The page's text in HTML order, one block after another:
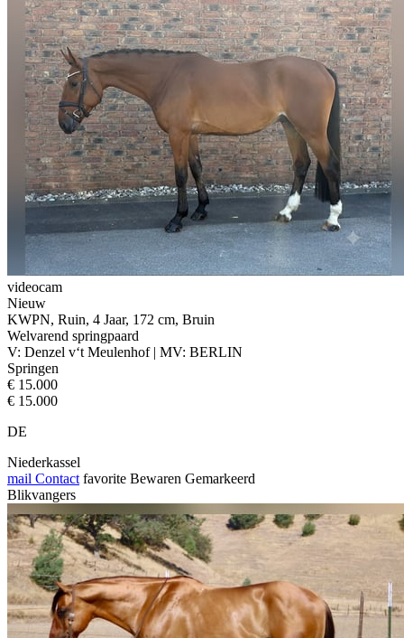
videocam
Nieuw
KWPN, Ruin, 4 Jaar, 172 cm, Bruin
Welvarend springpaard
V: Denzel v‘t Meulenhof | MV: BERLIN
Springen
€ 15.000
€ 15.000
DE
Niederkassel
mail Contact favorite Bewaren Gemarkeerd
Blikvangers